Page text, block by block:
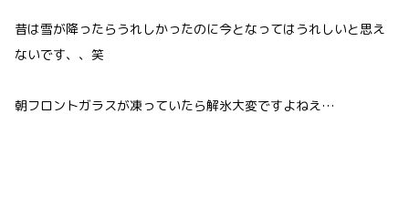
昔は雪が降ったらうれしかったのに今となってはうれしいと思え
ないです、、笑
朝フロントガラスが凍っていたら解氷大変ですよねえ…